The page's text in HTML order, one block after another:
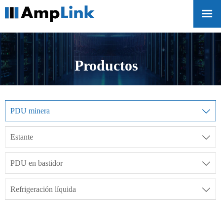

Productos
PDU minera 
Estante 
PDU en bastidor 
Refrigeración líquida 